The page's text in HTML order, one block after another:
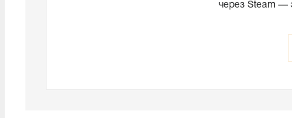
через Steam —